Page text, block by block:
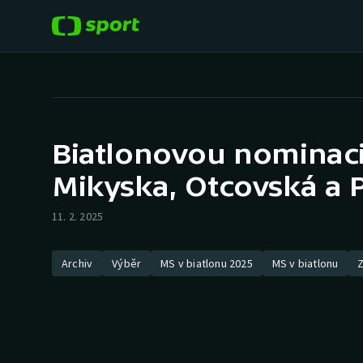
Hokej
Tenis
Cyklistika
Baseball a softbal
Basketbal
Biatlon
Biatlonovou
Mikyska, Otcovská a
11. 2. 2025
Archiv Výběr MS v biatlonu 2025 MS v biatlonu